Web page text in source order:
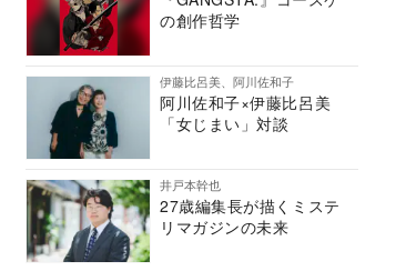
の創作哲学
伊藤比呂美、阿川佐和子
阿川佐和子×伊藤比呂美
「女じまい」対談
井戸本幹也
27歳編集長が描くミステ
リマガジンの未来